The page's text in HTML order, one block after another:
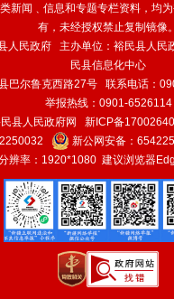
新闻﹑信息和专题专栏资料，均
有，未经授权禁止复制镜像。
人民政府 主办单位：裕民县人
民县信息化中心
巴尔鲁克西路27号 联系电话：
举报热线：0901-6526114
县人民政府网 新ICP备
新公网安备：
辨率：1920*1080 建议浏览器